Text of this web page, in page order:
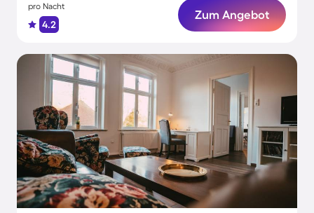
pro Nacht
4.2
Zum Angebot